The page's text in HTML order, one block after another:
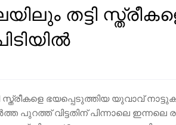
തട്ടി
സ്ത്രീകളെ ഭയപ്പെടുത്തിയ യുവാവ്
പുറത്ത് വിട്ടതിന് പിന്നാലെ ഇന്നലെ